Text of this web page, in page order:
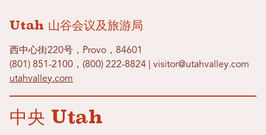
Utah 山谷会议及旅游局
西中心街220号，Provo，84601
(801) 851-2100，(800) 222-8824 | visitor@utahvalley.com
utahvalley.com
中央 Utah